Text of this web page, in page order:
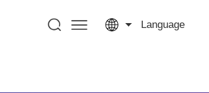
Language